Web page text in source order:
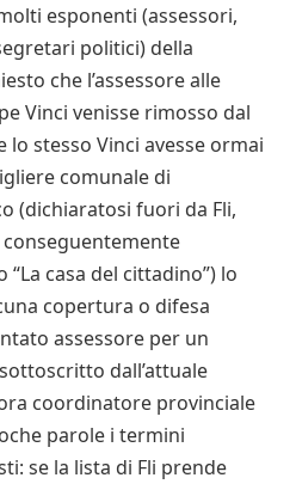
esponenti (assessori,
politici) della
che l’assessore alle
Vinci venisse rimosso dal
stesso Vinci avesse ormai
comunale di
(dichiaratosi fuori da Fli,
casa del cittadino”) lo
copertura o difesa
assessore per un
dall’attuale
coordinatore provinciale
parole i termini
se la lista di Fli prende